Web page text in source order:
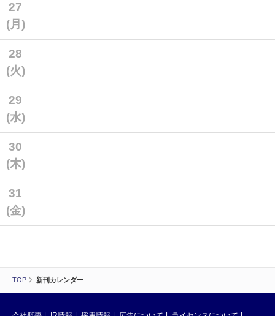
TOP 新刊カレンダー
27
(月)
28
(火)
29
(水)
30
(木)
31
(金)